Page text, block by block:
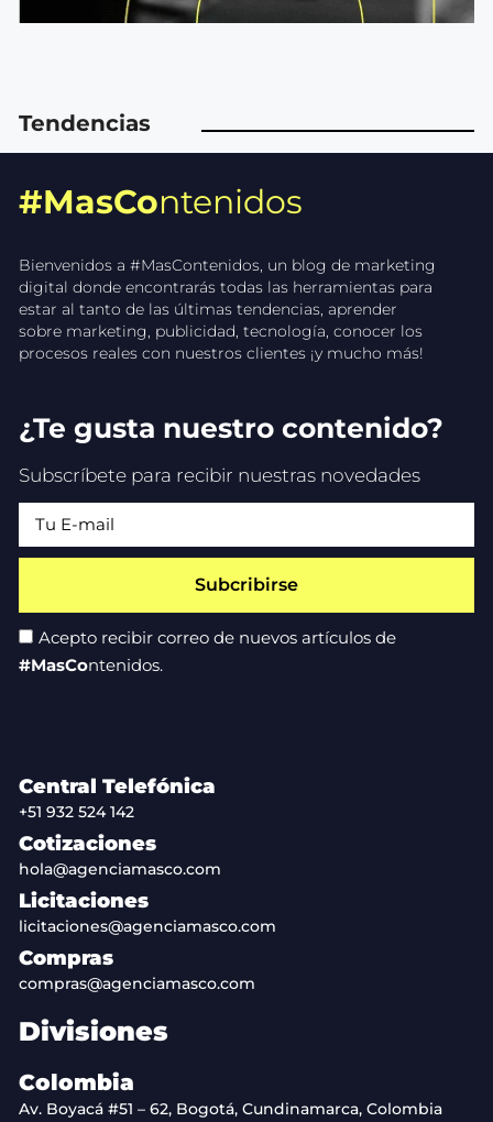
Tendencias
#MasContenidos
Bienvenidos a #MasContenidos, un blog de marketing
digital donde encontrarás todas las herramientas para
estar al tanto de las últimas tendencias, aprender
sobre marketing, publicidad, tecnología, conocer los
procesos reales con nuestros clientes ¡y mucho más!
¿Te gusta nuestro contenido?
Subscríbete para recibir nuestras novedades
Acepto recibir correo de nuevos artículos de
#MasContenidos.
Subcribirse
Central Telefónica
+51 932 524 142
Cotizaciones
hola@agenciamasco.com
Licitaciones
licitaciones@agenciamasco.com
Compras
compras@agenciamasco.com
Divisiones
Colombia
Av. Boyacá #51 – 62, Bogotá, Cundinamarca, Colombia